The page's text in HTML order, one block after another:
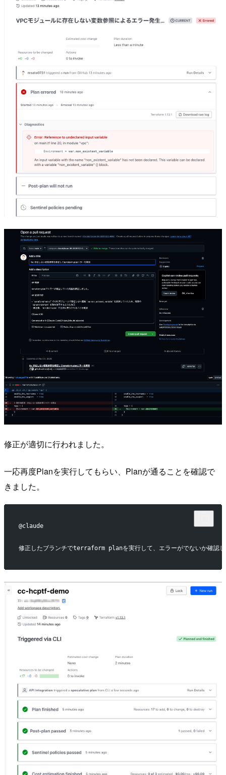
修正が適切に行われました。
一応再度Planを実行してもらい、Planが通ることを確認で
きました。
@claude
修正したブランチでterraform planを実行して、エラーがでないか確認し